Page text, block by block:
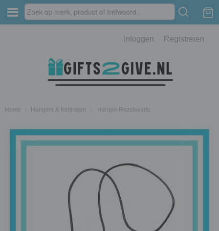
Inloggen Registreren
Home › Hangers & Kettingen › Hanger Rozekwarts